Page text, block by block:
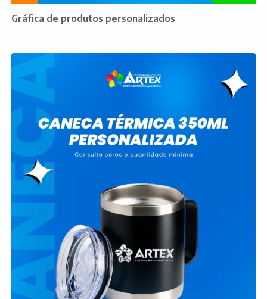
Gráfica de produtos personalizados